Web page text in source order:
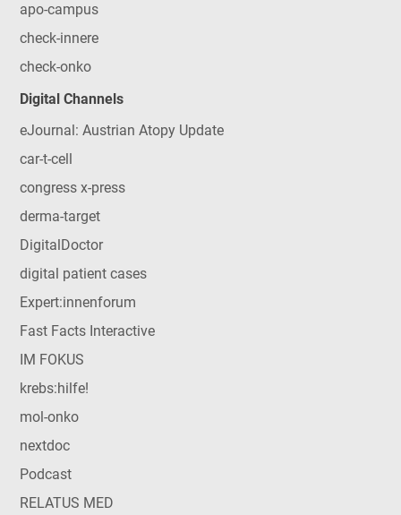
apo-campus
check-innere
check-onko
Digital Channels
eJournal: Austrian Atopy Update
car-t-cell
congress x-press
derma-target
DigitalDoctor
digital patient cases
Expert:innenforum
Fast Facts Interactive
IM FOKUS
krebs:hilfe!
mol-onko
nextdoc
Podcast
RELATUS MED